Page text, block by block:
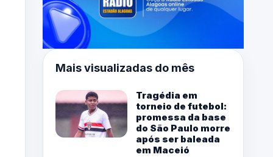
Mais visualizadas do mês
Tragédia em
torneio de futebol:
promessa da base
do São Paulo morre
após ser baleada
em Maceió